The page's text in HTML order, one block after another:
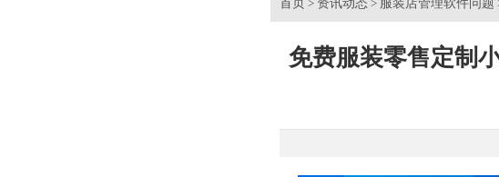
> >
免费服装零售定制